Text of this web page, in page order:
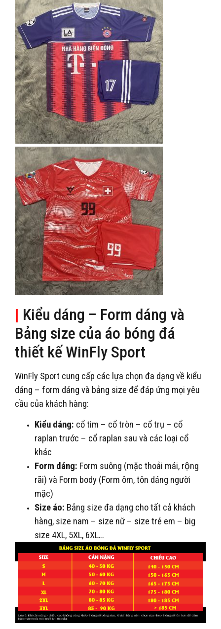
| Kiểu dáng – Form dáng và
Bảng size của áo bóng đá
thiết kế WinFly Sport
WinFly Sport cung cấp các lựa chọn đa dạng về kiểu
dáng – form dáng và bảng size để đáp ứng mọi yêu
cầu của khách hàng:
Kiểu dáng: cổ tim – cổ tròn – cổ trụ – cổ
raplan trước – cổ raplan sau và các loại cổ
khác
Form dáng: Form suông (mặc thoải mái, rộng
rãi) và Form body (Form ôm, tôn dáng người
mặc)
Size áo: Bảng size đa dạng cho tất cả khách
hàng, size nam – size nữ – size trẻ em – big
size 4XL, 5XL, 6XL…